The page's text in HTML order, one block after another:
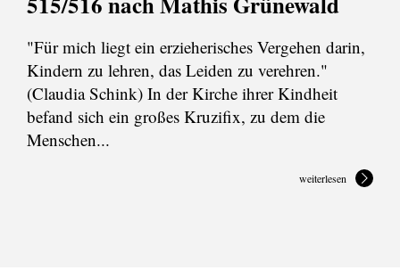
"Für mich liegt ein erzieherisches Vergehen darin,
Kindern zu lehren, das Leiden zu verehren."
(Claudia Schink) In der Kirche ihrer Kindheit
befand sich ein großes Kruzifix, zu dem die
Menschen...
weiterlesen